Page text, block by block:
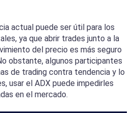
actual puede ser útil para los
ya que abrir trades junto a la
del precio es más seguro
obstante, algunos participantes
de trading contra tendencia y lo
usar el ADX puede impedirles
en el mercado.